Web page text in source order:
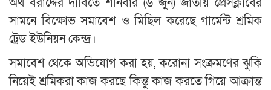
সামনে বিক্ষোভ সমাবেশ ও মিছিল করেছে গার্মেন্ট শ্রমিক
ট্রেড ইউনিয়ন কেন্দ্র।
সমাবেশ থেকে অভিযোগ করা হয়, করোনা সংক্রমণের ঝুকি
নিয়েই শ্রমিকরা কাজ করছে কিন্তু কাজ করতে গিয়ে আক্রান্ত